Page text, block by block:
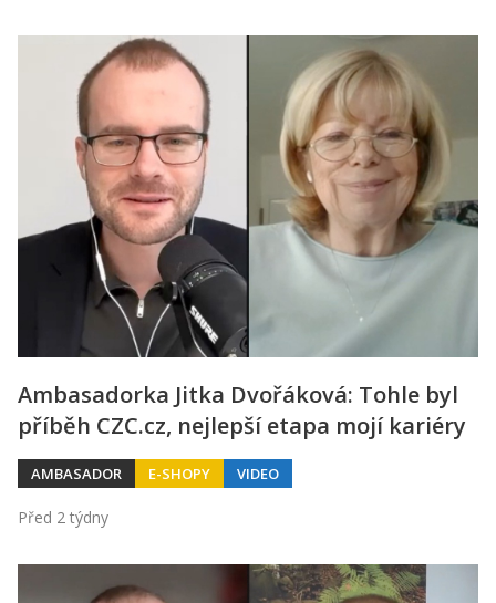
Ambasadorka Jitka Dvořáková: Tohle byl
příběh CZC.cz, nejlepší etapa mojí kariéry
AMBASADOR E-SHOPY VIDEO
Před 2 týdny